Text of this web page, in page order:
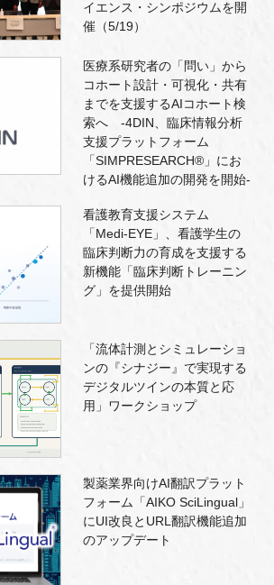
イエンス・シンポジウムを開
催（5/19）
医療系研究者の「問い」から
コホート設計・可視化・共有
までを支援するAIコホート検
索へ -4DIN、臨床情報分析
支援プラットフォーム
「SIMPRESEARCH®」にお
けるAI機能追加の開発を開始-
看護教育支援システム
「Medi-EYE」、看護学生の
臨床判断力の育成を支援する
新機能「臨床判断トレーニン
グ」を提供開始
「流体計測とシミュレーショ
ンの『シナジー』で実現する
デジタルツインの本質と応
用」ワークショップ
製薬業界向けAI翻訳プラット
フォーム「AIKO SciLingual」
にUI改良とURL翻訳機能追加
のアップデート